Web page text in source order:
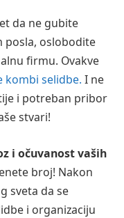
da ne gubite
posla, oslobodite
firmu. Ovakve
kombi selidbe. I ne
i potreban pribor
stvari!
i očuvanost vaših
broj! Nakon
sveta da se
i organizaciju